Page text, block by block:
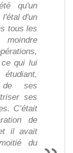
qu'un
d'un
tous les
qui lui
de ses
ses
C’était
de
il avait
du